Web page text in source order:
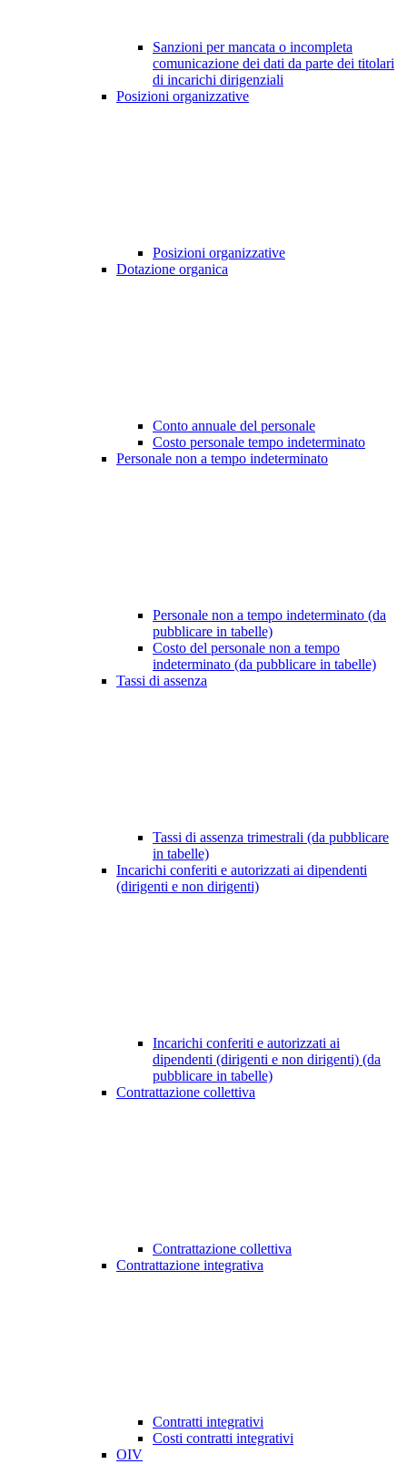
Sanzioni per mancata o incompleta
comunicazione dei dati da parte dei titolari
di incarichi dirigenziali
Posizioni organizzative
Posizioni organizzative
Dotazione organica
Conto annuale del personale
Costo personale tempo indeterminato
Personale non a tempo indeterminato
Personale non a tempo indeterminato (da
pubblicare in tabelle)
Costo del personale non a tempo
indeterminato (da pubblicare in tabelle)
Tassi di assenza
Tassi di assenza trimestrali (da pubblicare
in tabelle)
Incarichi conferiti e autorizzati ai dipendenti
(dirigenti e non dirigenti)
Incarichi conferiti e autorizzati ai
dipendenti (dirigenti e non dirigenti) (da
pubblicare in tabelle)
Contrattazione collettiva
Contrattazione collettiva
Contrattazione integrativa
Contratti integrativi
Costi contratti integrativi
OIV